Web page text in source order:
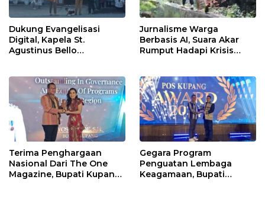
Dukung Evangelisasi
Digital, Kapela St.
Agustinus Bello
Jurnalisme Warga
Berbasis AI, Suara Akar
Rumput Hadapi Krisis
Terima Penghargaan
Nasional Dari The One
Magazine, Bupati Kupang:
Gegara Program
Penguatan Lembaga
Keagamaan, Bupati